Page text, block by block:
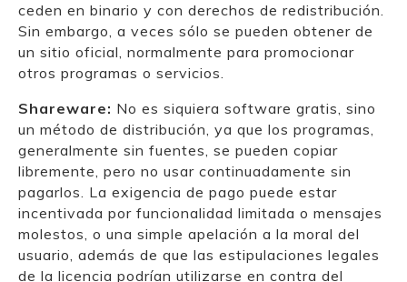
ceden en binario y con derechos de redistribución.
Sin embargo, a veces sólo se pueden obtener de
un sitio oficial, normalmente para promocionar
otros programas o servicios.
Shareware: No es siquiera software gratis, sino
un método de distribución, ya que los programas,
generalmente sin fuentes, se pueden copiar
libremente, pero no usar continuadamente sin
pagarlos. La exigencia de pago puede estar
incentivada por funcionalidad limitada o mensajes
molestos, o una simple apelación a la moral del
usuario, además de que las estipulaciones legales
de la licencia podrían utilizarse en contra del